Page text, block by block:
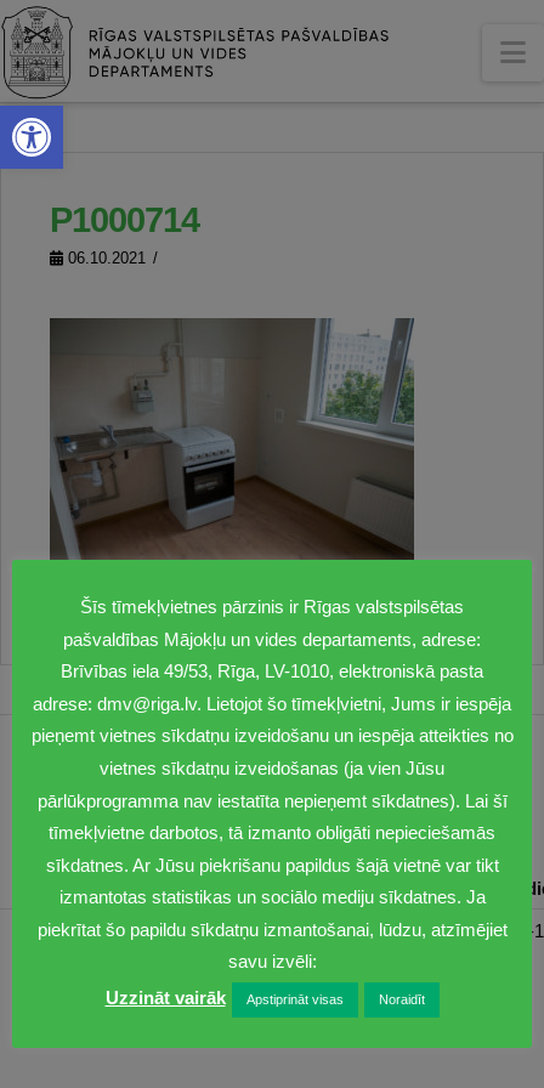
Open toolbar
P1000714
06.10.2021
1201
dmv@riga.lv
Pirmdiena Otrdiena Trešdiena Ceturtdiena
08:30-17:00 08:00-17:00 08:00-17:00 08:00-17:00 08:00-
Šīs tīmekļvietnes pārzinis ir Rīgas valstspilsētas
pašvaldības Mājokļu un vides departaments, adrese:
Brīvības iela 49/53, Rīga, LV-1010, elektroniskā pasta
adrese: dmv@riga.lv. Lietojot šo tīmekļvietni, Jums ir iespēja
pieņemt vietnes sīkdatņu izveidošanu un iespēja atteikties no
vietnes sīkdatņu izveidošanas (ja vien Jūsu
pārlūkprogramma nav iestatīta nepieņemt sīkdatnes). Lai šī
tīmekļvietne darbotos, tā izmanto obligāti nepieciešamās
sīkdatnes. Ar Jūsu piekrišanu papildus šajā vietnē var tikt
izmantotas statistikas un sociālo mediju sīkdatnes. Ja
piekrītat šo papildu sīkdatņu izmantošanai, lūdzu, atzīmējiet
savu izvēli:
Uzzināt vairāk
Apstiprināt visas Noraidīt